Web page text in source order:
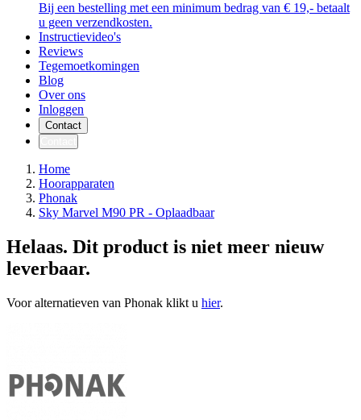
Bij een bestelling met een minimum bedrag van € 19,- betaalt
u geen verzendkosten.
Instructievideo's
Reviews
Tegemoetkomingen
Blog
Over ons
Inloggen
Contact
Home
Hoorapparaten
Phonak
Sky Marvel M90 PR - Oplaadbaar
Helaas. Dit product is niet meer nieuw
leverbaar.
Voor alternatieven van Phonak klikt u hier.